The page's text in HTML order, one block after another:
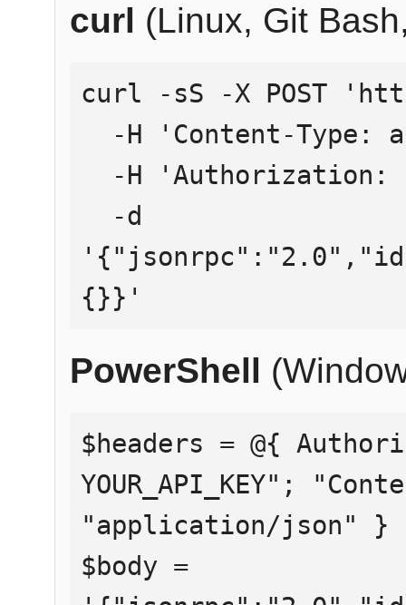
curl (Linux, Git
curl -sS -X POST
{}}'
PowerShell
$headers = @{
YOUR_API_KEY";
"application/json" }
$body =